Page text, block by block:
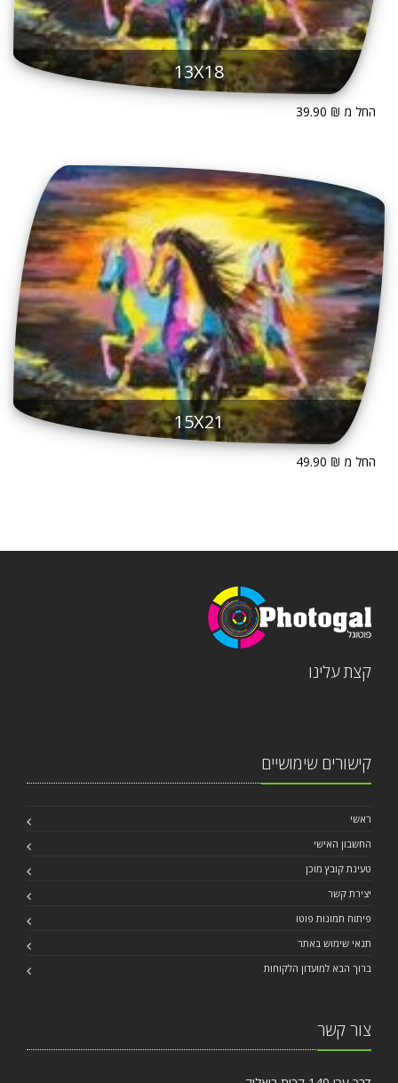
13X18
החל מ ₪ 39.90
15X21
החל מ ₪ 49.90
קצת עלינו
קישורים שימושיים
ראשי
החשבון האישי
טעינת קובץ מוכן
יצירת קשר
פיתוח תמונות פוטו
תנאי שימוש באתר
ברוך הבא למועדון הלקוחות
צור קשר